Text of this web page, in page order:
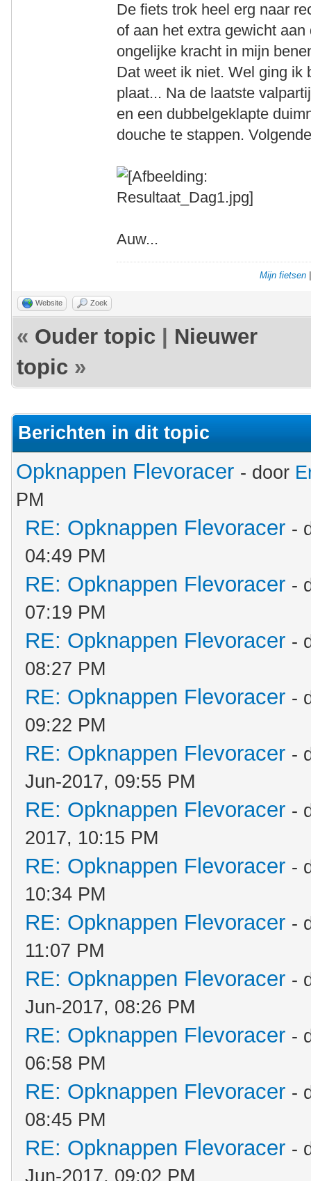
De fiets trok heel erg naar
of aan het extra gewicht
ongelijke kracht in mijn
Dat weet ik niet. Wel ging ik
plaat... Na de laatste
en een dubbelgeklapte
douche te stappen.
Auw...
Mijn fietsen
Website Zoek
« Ouder topic
Nieuwer
topic »
Berichten in dit topic
Opknappen Flevoracer - door
PM
RE: Opknappen Flevoracer -
04:49 PM
RE: Opknappen Flevoracer -
07:19 PM
RE: Opknappen Flevoracer -
08:27 PM
RE: Opknappen Flevoracer -
09:22 PM
RE: Opknappen Flevoracer -
Jun-2017, 09:55 PM
RE: Opknappen Flevoracer -
2017, 10:15 PM
RE: Opknappen Flevoracer -
10:34 PM
RE: Opknappen Flevoracer -
11:07 PM
RE: Opknappen Flevoracer -
Jun-2017, 08:26 PM
RE: Opknappen Flevoracer -
06:58 PM
RE: Opknappen Flevoracer -
08:45 PM
RE: Opknappen Flevoracer -
Jun-2017, 09:02 PM